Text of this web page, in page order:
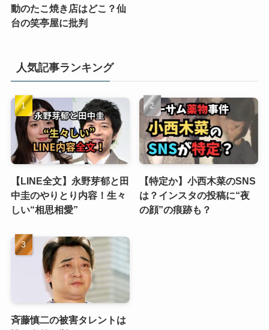
動のたこ焼き店はどこ？仙
台の笑亭屋に批判
人気記事ランキング
【LINE全文】永野芽郁と田
中圭のやりとり内容！生々
しい“相思相愛”
【特定か】小西木菜のSNS
は？インスタの投稿に“夜
の顔”の痕跡も？
斉藤慎二の被害タレントは